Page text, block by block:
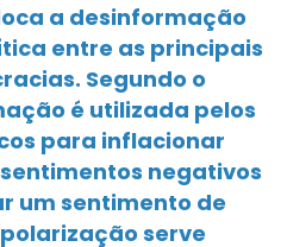
a desinformação
entre as principais
Segundo o
é utilizada pelos
para inflacionar
negativos
um sentimento de
serve